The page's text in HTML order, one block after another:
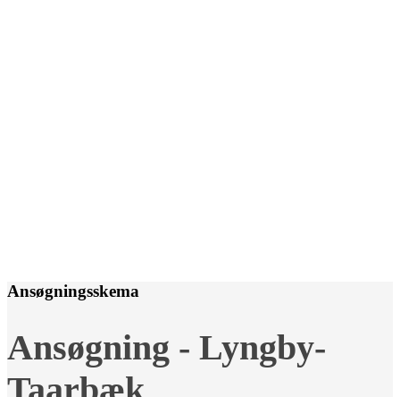
Ansøgningsskema
Lyngby-
Ansøgning - Lyngby-